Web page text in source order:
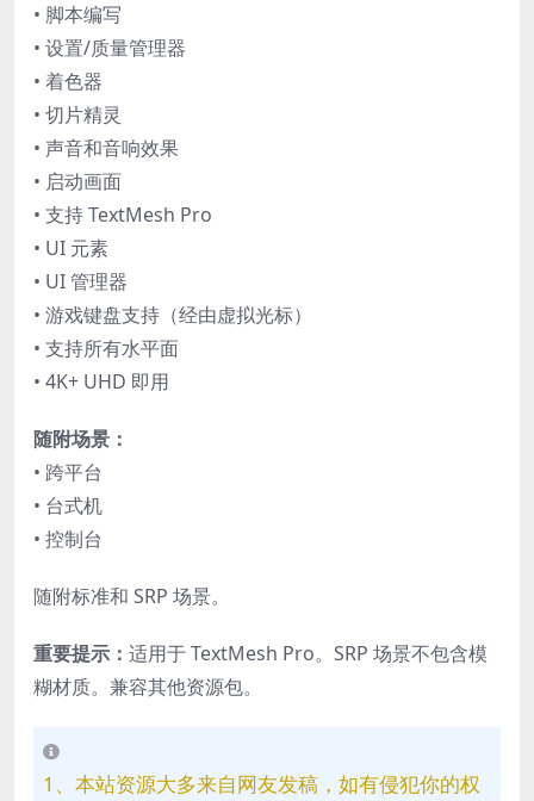
• 脚本编写
• 设置/质量管理器
• 着色器
• 切片精灵
• 声音和音响效果
• 启动画面
• 支持 TextMesh Pro
• UI 元素
• UI 管理器
• 游戏键盘支持（经由虚拟光标）
• 支持所有水平面
• 4K+ UHD 即用
随附场景：
• 跨平台
• 台式机
• 控制台
随附标准和 SRP 场景。
重要提示： 适用于 TextMesh Pro。SRP 场景不包含模
糊材质。兼容其他资源包。
1、本站资源大多来自网友发稿，如有侵犯你的权